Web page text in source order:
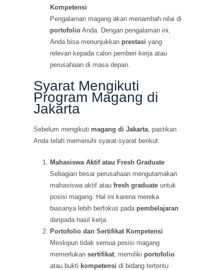
Kompetensi
Pengalaman magang akan menambah nilai di
portofolioAnda. Dengan pengalaman ini,
Anda bisa menunjukkan prestasi yang
relevan kepada calon pemberi kerja atau
perusahaan di masa depan.
Syarat Mengikuti
Program Magang di
Jakarta
Sebelum mengikuti magang di Jakarta, pastikan
Anda telah memenuhi syarat-syarat berikut:
Mahasiswa Aktif atau Fresh Graduate
Sebagian besar perusahaan mengutamakan
mahasiswa aktif atau fresh graduateuntuk
posisi magang. Hal ini karena mereka
biasanya lebih berfokus pada pembelajaran
daripada hasil kerja.
Portofolio dan Sertifikat Kompetensi
Meskipun tidak semua posisi magang
memerlukan sertifikat, memiliki portofolio
atau bukti kompetensi di bidang tertentu